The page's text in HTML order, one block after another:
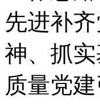
先进补
神、抓
质量党